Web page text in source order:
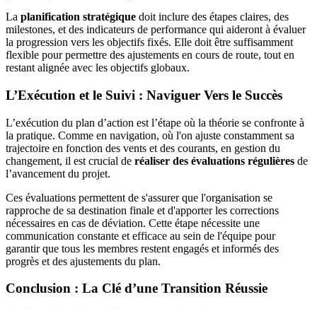
La planification stratégique doit inclure des étapes claires, des
milestones, et des indicateurs de performance qui aideront à évaluer
la progression vers les objectifs fixés. Elle doit être suffisamment
flexible pour permettre des ajustements en cours de route, tout en
restant alignée avec les objectifs globaux.
L’Exécution et le Suivi : Naviguer Vers le Succès
L’exécution du plan d’action est l’étape où la théorie se confronte à
la pratique. Comme en navigation, où l'on ajuste constamment sa
trajectoire en fonction des vents et des courants, en gestion du
changement, il est crucial de réaliser des évaluations régulières de
l’avancement du projet.
Ces évaluations permettent de s'assurer que l'organisation se
rapproche de sa destination finale et d'apporter les corrections
nécessaires en cas de déviation. Cette étape nécessite une
communication constante et efficace au sein de l'équipe pour
garantir que tous les membres restent engagés et informés des
progrès et des ajustements du plan.
Conclusion : La Clé d’une Transition Réussie